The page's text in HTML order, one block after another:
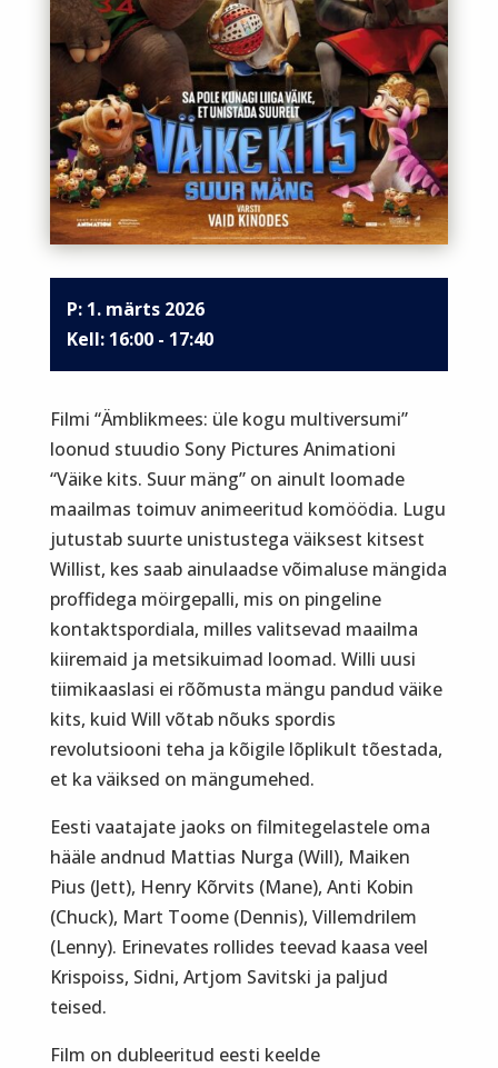
P: 1. märts 2026
16:00 - 17:40
Filmi “Ämblikmees: üle kogu multiversumi”
loonud stuudio Sony Pictures Animationi
“Väike kits. Suur mäng” on ainult loomade
maailmas toimuv animeeritud komöödia. Lugu
jutustab suurte unistustega väiksest kitsest
Willist, kes saab ainulaadse võimaluse mängida
proffidega möirgepalli, mis on pingeline
kontaktspordiala, milles valitsevad maailma
kiiremaid ja metsikuimad loomad. Willi uusi
tiimikaaslasi ei rõõmusta mängu pandud väike
kits, kuid Will võtab nõuks spordis
revolutsiooni teha ja kõigile lõplikult tõestada,
et ka väiksed on mängumehed.
Eesti vaatajate jaoks on filmitegelastele oma
hääle andnud Mattias Nurga (Will), Maiken
Pius (Jett), Henry Kõrvits (Mane), Anti Kobin
(Chuck), Mart Toome (Dennis), Villemdrilem
(Lenny). Erinevates rollides teevad kaasa veel
Krispoiss, Sidni, Artjom Savitski ja paljud
teised.
Film on dubleeritud eesti keelde